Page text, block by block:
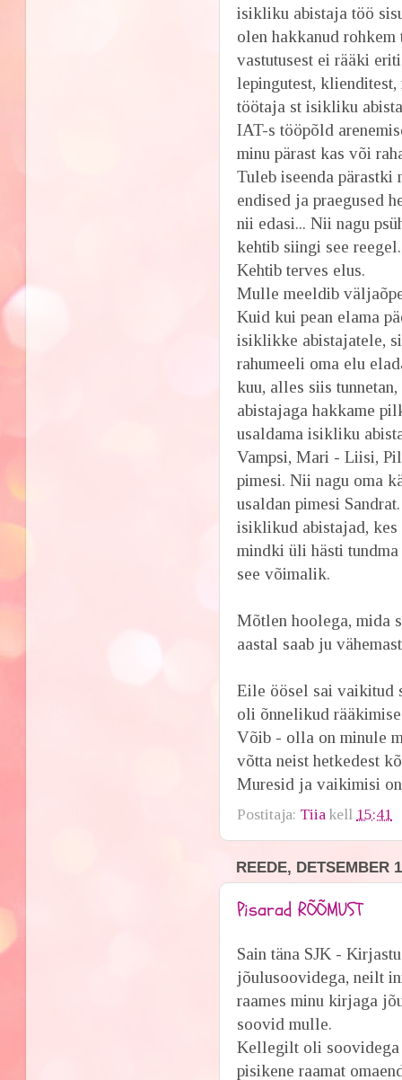
isikliku abistaja töö
olen hakkanud
vastutusest ei rääki
lepingutest,
töötaja st isikliku
IAT-s tööpõld
minu pärast kas või
Tuleb iseenda
endised ja praegused
nii edasi... Nii nagu
kehtib siingi see reegel.
Kehtib terves elus.
Mulle meeldib
Kuid kui pean elama
isiklikke abistajatele,
rahumeeli oma elu
kuu, alles siis
abistajaga hakkame
usaldama isikliku
Vampsi, Mari - Liisi,
pimesi. Nii nagu oma
usaldan pimesi
isiklikud abistajad, kes
mindki üli hästi
see võimalik.
Mõtlen hoolega, mida
aastal saab ju
Eile öösel sai vaikitud
oli õnnelikud
Võib - olla on minule
võtta neist hetkedest
Muresid ja vaikimisi
Postitaja: Tiia kell 15:41
REEDE, DETSEMBER
Pisarad RÕÕMUST
Sain täna SJK -
jõulusoovidega, neilt
raames minu kirjaga
soovid mulle.
Kellegilt oli soovidega
pisikene raamat